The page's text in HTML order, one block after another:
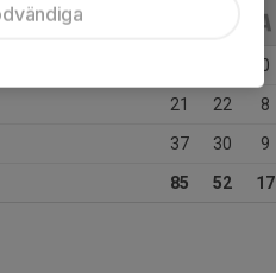
0
21 22 8
37 30 9
85 52 17